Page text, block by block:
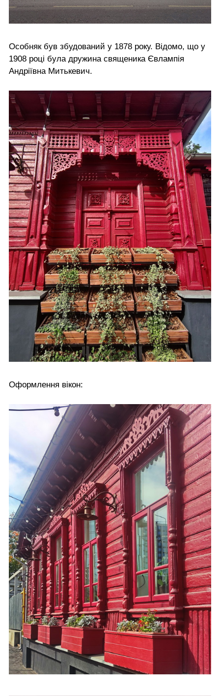
Особняк був збудований у 1878 року. Відомо, що у
1908 році була дружина священика Євлампія
Андріївна Митькевич.
Оформлення вікон: